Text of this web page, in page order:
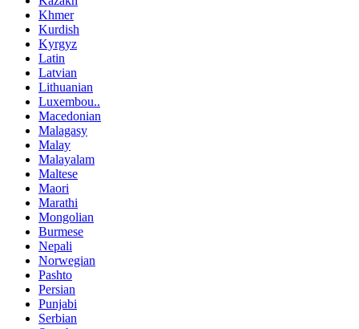
Khmer
Kurdish
Kyrgyz
Latin
Latvian
Lithuanian
Luxembou..
Macedonian
Malagasy
Malay
Malayalam
Maltese
Maori
Marathi
Mongolian
Burmese
Nepali
Norwegian
Pashto
Persian
Punjabi
Serbian